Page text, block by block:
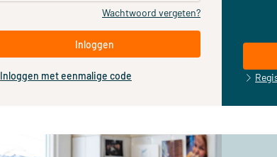
Wachtwoord vergeten?
Inloggen
Inloggen met eenmalige code